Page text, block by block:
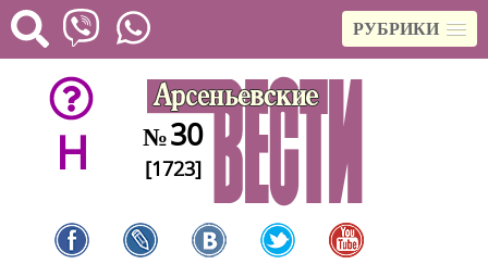
РУБРИКИ
H №30
[1723]